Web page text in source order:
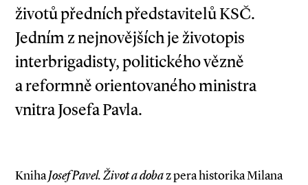
životů předních představitelů KSČ.
Jedním z nejnovějších je životopis
interbrigadisty, politického vězně
a reformně orientovaného ministra
vnitra Josefa Pavla.
KnihaJosef Pavel. Život a dobaz pera historika Milana